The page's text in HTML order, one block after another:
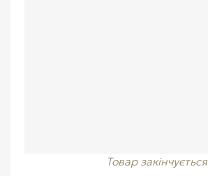
Товар закінчується